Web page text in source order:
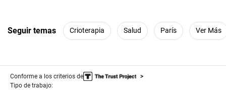
Seguir temas Crioterapia Salud París Ver Más
Conforme a los criterios de
Tipo de trabajo: